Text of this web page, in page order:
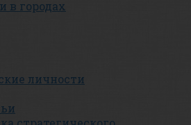
в городах
личности